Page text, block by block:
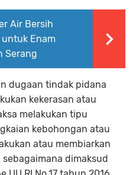
Air Bersih
Enam
Serang
dugaan tindak pidana
kekerasan atau
melakukan tipu
kebohongan atau
atau membiarkan
dimaksud